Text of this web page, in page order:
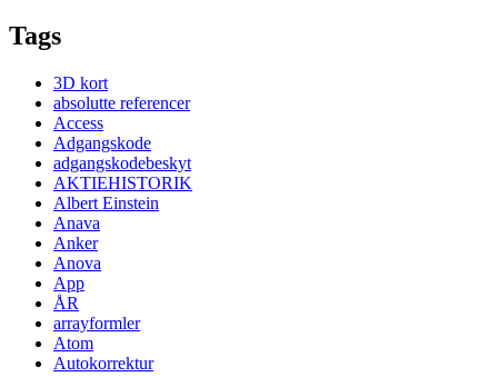
Tags
3D kort
absolutte referencer
Access
Adgangskode
adgangskodebeskyt
AKTIEHISTORIK
Albert Einstein
Anava
Anker
Anova
App
ÅR
arrayformler
Atom
Autokorrektur